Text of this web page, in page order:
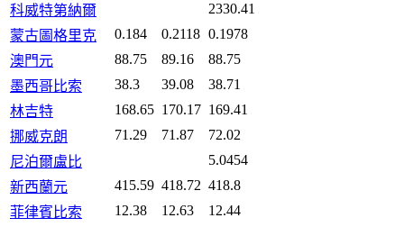
科威特第納爾
2330.41
蒙古圖格里克
0.184 0.2118 0.1978
澳門元
88.75 89.16
88.75
墨西哥比索
38.3 39.08
38.71
林吉特
168.65 170.17 169.41
挪威克朗
71.29 71.87
72.02
尼泊爾盧比
5.0454
新西蘭元
415.59 418.72 418.8
菲律賓比索
12.38 12.63
12.44